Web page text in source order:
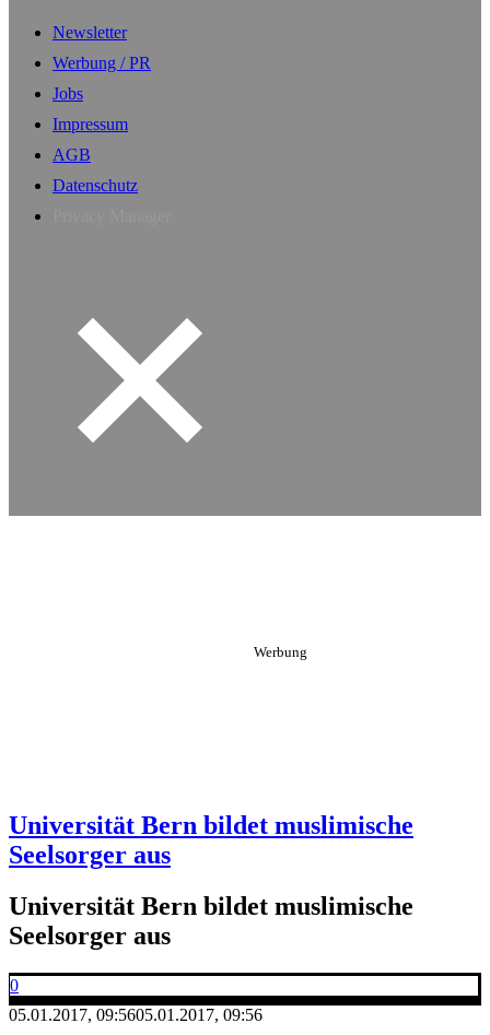
Newsletter
Werbung / PR
Jobs
Impressum
AGB
Datenschutz
Universität Bern bildet muslimische
Seelsorger aus
Universität Bern bildet muslimische
Seelsorger aus
0
05.01.2017, 09:5605.01.2017, 09:56